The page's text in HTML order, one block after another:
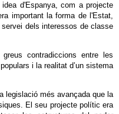
d'Espanya, com a projecte
important la forma de l'Estat,
dels interessos de classe
contradiccions entre les
i la realitat d’un sistema
legislació més avançada que la
El seu projecte polític era